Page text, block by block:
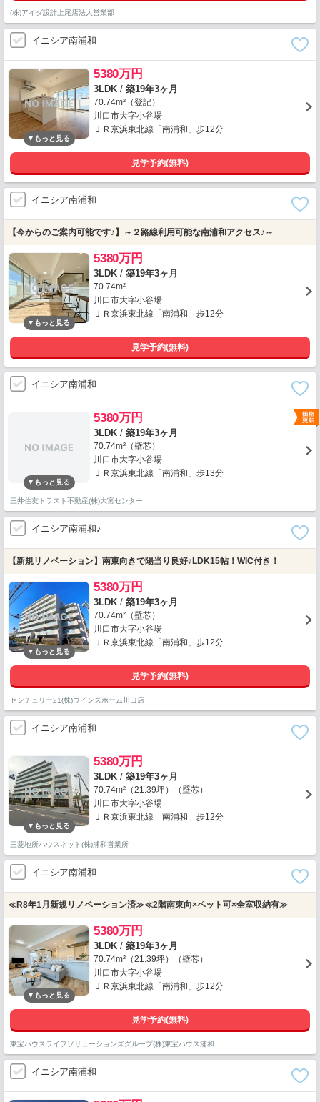
(株)アイダ設計上尾店法人営業部
イニシア南浦和
5380万円
3LDK / 築19年3ヶ月
70.74m²（登記）
川口市大字小谷場
ＪＲ京浜東北線「南浦和」歩12分
見学予約(無料)
イニシア南浦和
【今からのご案内可能です♪】～２路線利用可能な南浦和アクセス♪～
5380万円
3LDK / 築19年3ヶ月
70.74m²
川口市大字小谷場
ＪＲ京浜東北線「南浦和」歩12分
見学予約(無料)
イニシア南浦和
5380万円
3LDK / 築19年3ヶ月
70.74m²（壁芯）
川口市大字小谷場
ＪＲ京浜東北線「南浦和」歩13分
三井住友トラスト不動産(株)大宮センター
イニシア南浦和♪
【新規リノベーション】南東向きで陽当り良好♪LDK15帖！WIC付き！
5380万円
3LDK / 築19年3ヶ月
70.74m²（壁芯）
川口市大字小谷場
ＪＲ京浜東北線「南浦和」歩12分
見学予約(無料)
センチュリー21(株)ウインズホーム川口店
イニシア南浦和
5380万円
3LDK / 築19年3ヶ月
70.74m²（21.39坪）（壁芯）
川口市大字小谷場
ＪＲ京浜東北線「南浦和」歩12分
三菱地所ハウスネット(株)浦和営業所
イニシア南浦和
≪R8年1月新規リノベーション済≫≪2階南東向×ペット可×全室収納有≫
5380万円
3LDK / 築19年3ヶ月
70.74m²（21.39坪）（壁芯）
川口市大字小谷場
ＪＲ京浜東北線「南浦和」歩12分
見学予約(無料)
東宝ハウスライフソリューションズグループ(株)東宝ハウス浦和
イニシア南浦和